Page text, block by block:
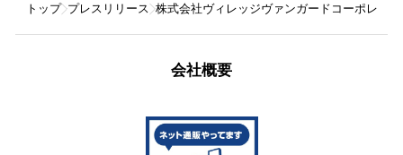
トップ プレスリリース 株式会社ヴィレッジヴァンガードコーポレー
会社概要